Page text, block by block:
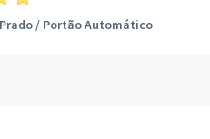
/ Portão Automático